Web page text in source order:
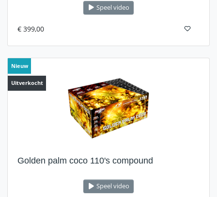
Speel video
€ 399,00
Nieuw
Uitverkocht
Golden palm coco 110's compound
Speel video